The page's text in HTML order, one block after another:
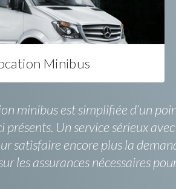
Minibus
minibus est simplifiée d’un
Un service sérieux
satisfaire encore plus la
les assurances nécessaires